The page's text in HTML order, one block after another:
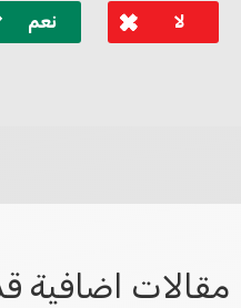
لا نعم
مقالات اضافية